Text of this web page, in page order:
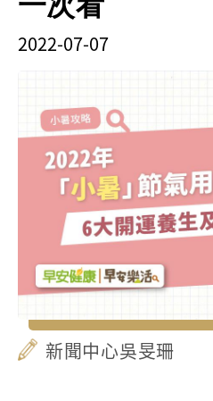
2022-07-07
新聞中心吳旻珊